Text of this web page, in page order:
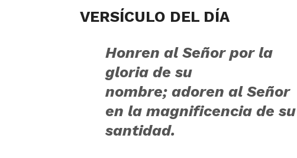
VERSÍCULO DEL DÍA
Honren al Señorpor la
gloria de su
nombre; adoren al Señor
en la magnificencia de su
santidad.